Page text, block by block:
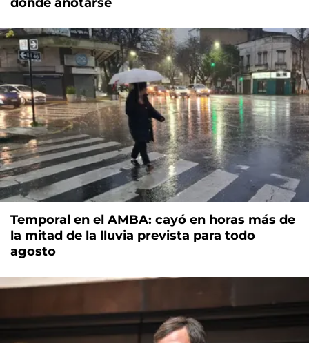
Temporal en el AMBA: cayó en horas más de
la mitad de la lluvia prevista para todo
agosto